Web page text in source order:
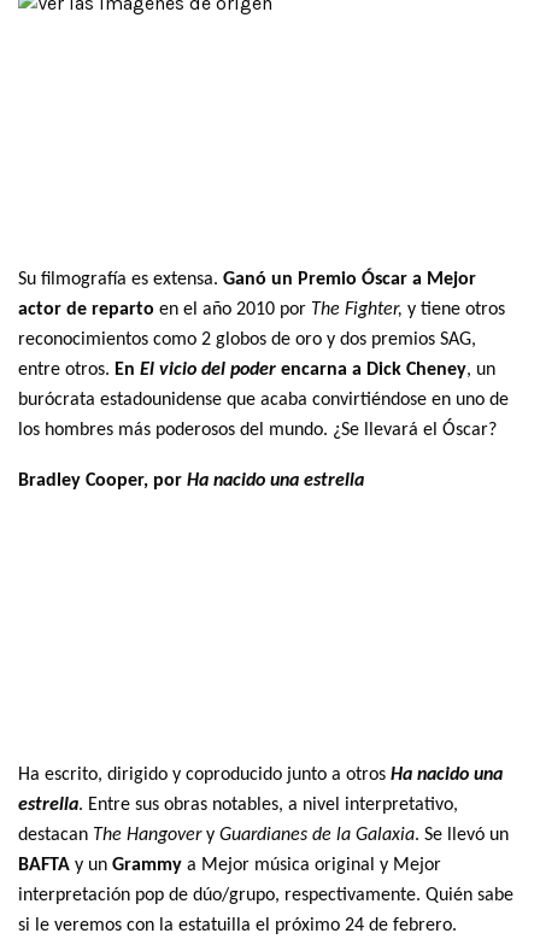
Su filmografía es extensa. Ganó un Premio Óscar a Mejor
actor de reparto en el año 2010 por The Fighter, y tiene otros
reconocimientos como 2 globos de oro y dos premios SAG,
entre otros. En El vicio del poder encarna a Dick Cheney, un
burócrata estadounidense que acaba convirtiéndose en uno de
los hombres más poderosos del mundo. ¿Se llevará el Óscar?
Bradley Cooper, por Ha nacido una estrella
Ha escrito, dirigido y coproducido junto a otros Ha nacido una
estrella. Entre sus obras notables, a nivel interpretativo,
destacan The Hangovery Guardianes de la Galaxia. Se llevó un
BAFTA y un Grammy a Mejor música original y Mejor
interpretación pop de dúo/grupo, respectivamente. Quién sabe
si le veremos con la estatuilla el próximo 24 de febrero.